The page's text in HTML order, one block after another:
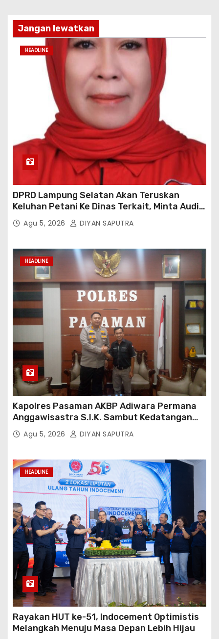
Jangan lewatkan
HEADLINE
DPRD Lampung Selatan Akan Teruskan
Keluhan Petani Ke Dinas Terkait, Minta Audit
Penyaluran Pupuk Bersubsidi Di Desa Budi
Lestari
Agu 5, 2026 DIYAN SAPUTRA
HEADLINE
Kapolres Pasaman AKBP Adiwara Permana
Anggawisastra S.I.K. Sambut Kedatangan
Kepala Cakrawala Tv Sumatera Barat
Agu 5, 2026 DIYAN SAPUTRA
HEADLINE
Rayakan HUT ke-51, Indocement Optimistis
Melangkah Menuju Masa Depan Lebih Hijau